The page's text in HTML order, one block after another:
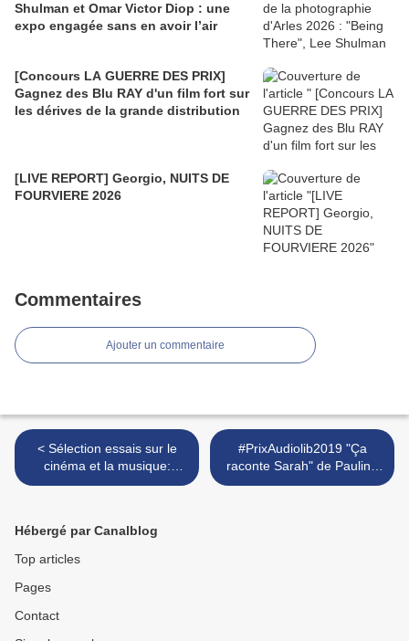
Shulman et Omar Victor Diop : une
expo engagée sans en avoir l’air
[Concours LA GUERRE DES PRIX]
Gagnez des Blu RAY d'un film fort sur
les dérives de la grande distribution
[LIVE REPORT] Georgio, NUITS DE
FOURVIERE 2026
Commentaires
Ajouter un commentaire
< Sélection essais sur le
cinéma et la musique:
Michaël Caine, Marlène
#PrixAudiolib2019 "Ça
raconte Sarah" de Pauline
Delabroy-Allard en version
Hébergé par Canalblog
Top articles
Pages
Contact